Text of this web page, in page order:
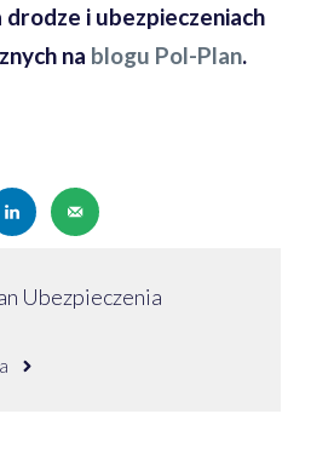
i ubezpieczeniach
na blogu Pol-Plan.
Ubezpieczenia